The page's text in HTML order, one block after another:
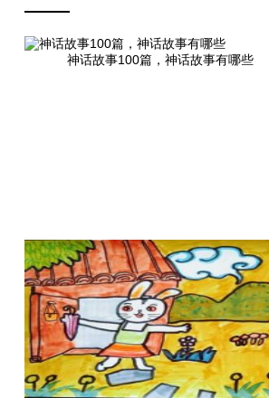
神话故事100篇，神话故事有哪些